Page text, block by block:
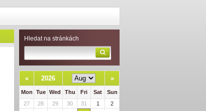
Hledat na stránkách
« 2026 »
Mon Tue Wed Thu Fri Sat
Sun
27
28 29 30 31 1
2